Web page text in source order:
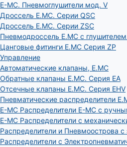
E-MC. Пневмоглушители мод. V
Дроссель E.MC. Серии QSC
Дроссель E.MC. Серии ZSC
Пневмодроссель E.MC с
Цанговые фитинги E.MC Серия ZP
Управление
Автоматические клапаны, Е.МС
Обратные клапаны E.MC. Серия EA
Отсечные клапаны E.MC. Серия EHV
Пневматические распределители
E-MC Распределители E-MC с
E-MC Распределители с
Распределители и Пневмоострова
Распределители с